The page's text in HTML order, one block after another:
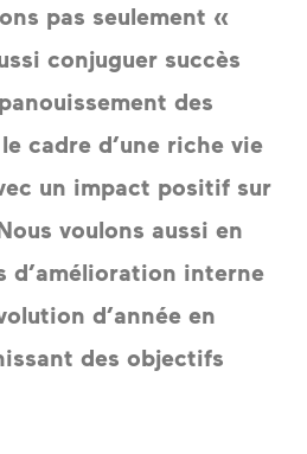
pas seulement «
conjuguer succès
des
cadre d’une riche vie
un impact positif sur
voulons aussi en
d’amélioration interne
d’année en
des objectifs